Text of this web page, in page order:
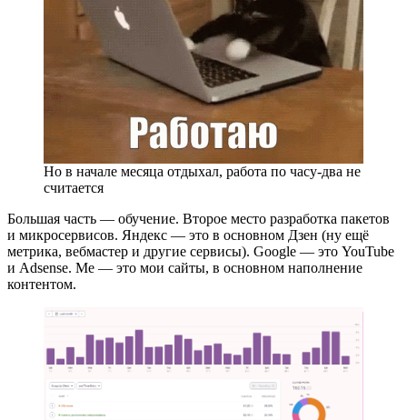
Но в начале месяца отдыхал, работа по часу-два не
считается
Большая часть — обучение. Второе место разработка пакетов
и микросервисов. Яндекс — это в основном Дзен (ну ещё
метрика, вебмастер и другие сервисы). Google — это YouTube
и Adsense. Me — это мои сайты, в основном наполнение
контентом.